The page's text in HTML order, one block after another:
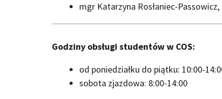
mgr Katarzyna Rosłaniec-
Godziny obsługi studentów w COS:
od poniedziałku do piątku: 10:00-
sobota zjazdowa: 8:00-14:00